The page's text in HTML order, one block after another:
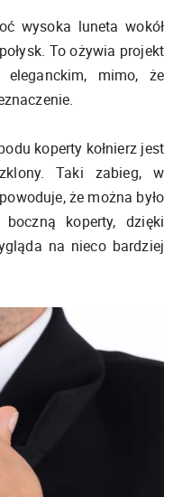
wysoka luneta wokół
To ożywia projekt
mimo, że
koperty kołnierz jest
Taki zabieg, w
że można było
koperty, dzięki
na nieco bardziej